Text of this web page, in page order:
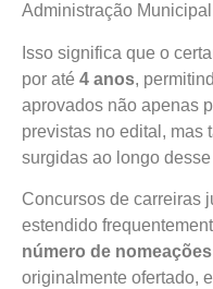
Administração
Isso significa que o
por até 4 anos,
aprovados não apenas
previstas no edital, mas
surgidas ao longo
Concursos de carreiras
estendido
número de
originalmente ofertado,